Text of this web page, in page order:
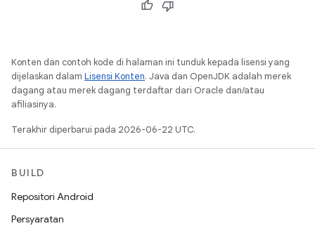
Konten dan contoh kode di halaman ini tunduk kepada lisensi yang
dijelaskan dalam Lisensi Konten. Java dan OpenJDK adalah merek
dagang atau merek dagang terdaftar dari Oracle dan/atau
afiliasinya.
Terakhir diperbarui pada 2026-06-22 UTC.
BUILD
Repositori Android
Persyaratan